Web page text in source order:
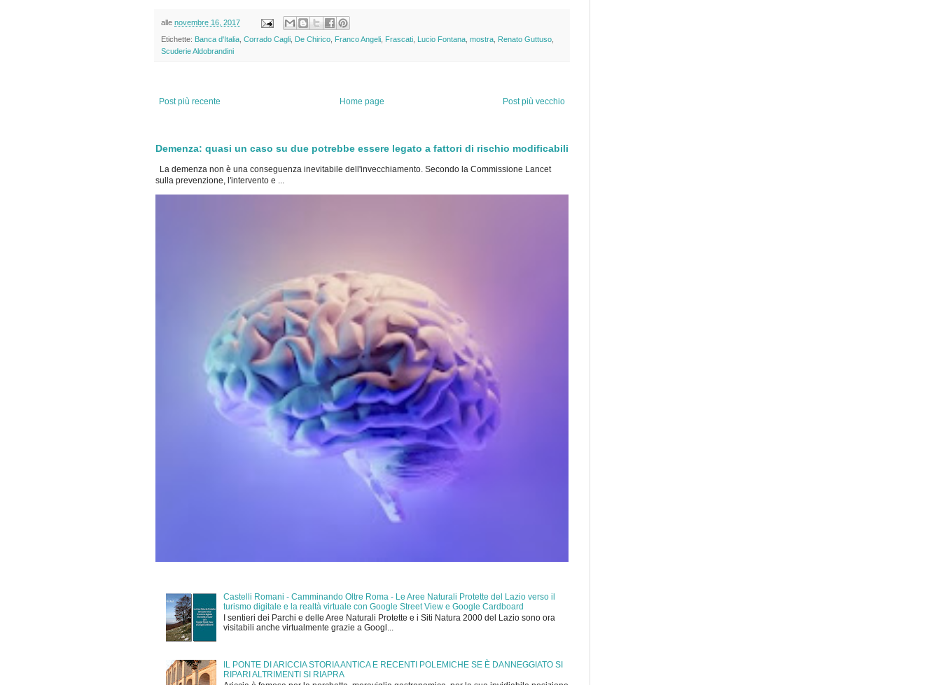
alle novembre 16, 2017
Etichette: Banca d'Italia Corrado Cagli De Chirico Franco Angeli Frascati Lucio Fontana mostra Renato Guttuso
Scuderie Aldobrandini
Post più recente Post più vecchio
Home page
Demenza: quasi un caso su due potrebbe essere legato a fattori di rischio modificabili
La demenza non è una conseguenza inevitabile dell'invecchiamento. Secondo la Commissione Lancet
sulla prevenzione, l'intervento e ...
Castelli Romani - Camminando Oltre Roma - Le Aree Naturali Protette del Lazio verso il
turismo digitale e la realtà virtuale con Google Street View e Google Cardboard
I sentieri dei Parchi e delle Aree Naturali Protette e i Siti Natura 2000 del Lazio sono ora
visitabili anche virtualmente grazie a Googl...
IL PONTE DI ARICCIA STORIA ANTICA E RECENTI POLEMICHE SE È DANNEGGIATO SI
RIPARI ALTRIMENTI SI RIAPRA